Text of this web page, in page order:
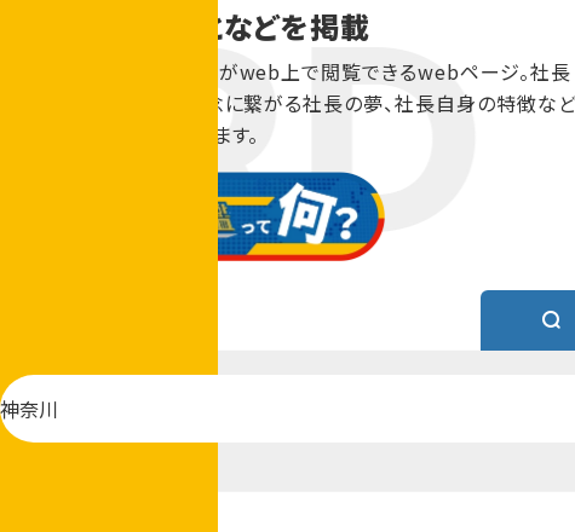
切にしていることなどを掲載
全国の社長の社長カードがweb上で閲覧できるwebページ。社長
カードを通して、企業理念に繋がる社長の夢、社長自身の特徴な
を一覧で見ることができます。